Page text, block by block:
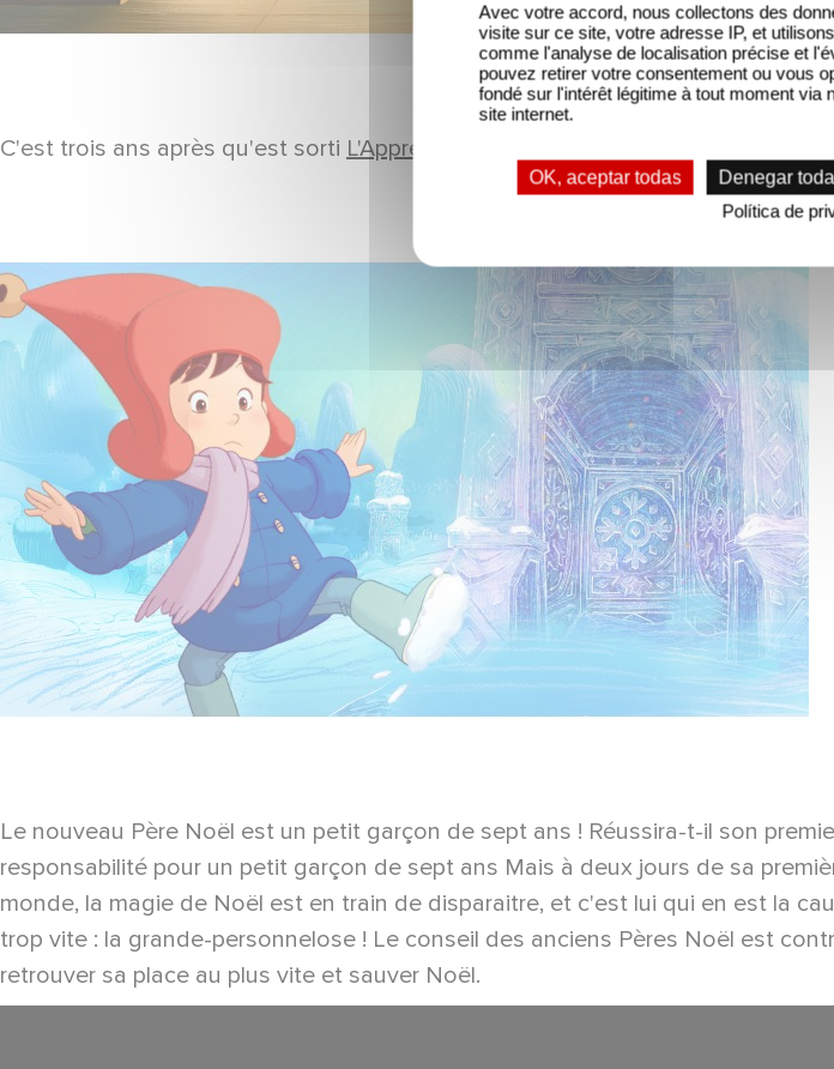
C'est trois ans après qu'est sorti L'Apprenti Père Noël et le flocon magique , le
Le nouveau Père Noël est un petit garçon de sept ans ! Réussira-t-il son
responsabilité pour un petit garçon de sept ans Mais à deux jours de sa
monde, la magie de Noël est en train de disparaitre, et c'est lui qui en est la
trop vite : la grande-personnelose ! Le conseil des anciens Pères Noël est
retrouver sa place au plus vite et sauver Noël.
Avec votre accord, nous collectons des
visite sur ce site, votre adresse IP, et
comme l'analyse de localisation précise et
pouvez retirer votre consentement ou vous
fondé sur l'intérêt légitime à tout moment via
site internet.
OK, aceptar todas Denegar
Política de